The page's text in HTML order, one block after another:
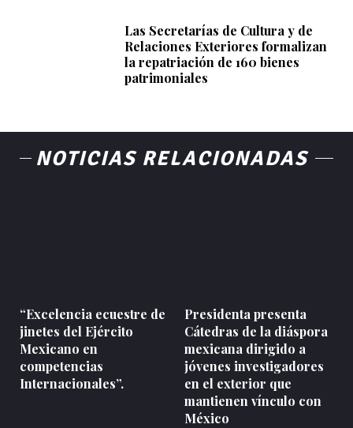
Las Secretarías de Cultura y de
Relaciones Exteriores formalizan
la repatriación de 160 bienes
patrimoniales
NOTICIAS RELACIONADAS
“Excelencia ecuestre de
jinetes del Ejército
Mexicano en
competencias
Internacionales”.
Presidenta presenta
Cátedras de la diáspora
mexicana dirigido a
jóvenes investigadores
en el exterior que
mantienen vínculo con
México